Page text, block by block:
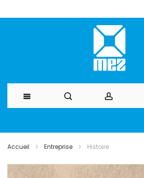
Accueil Entreprise Histoire